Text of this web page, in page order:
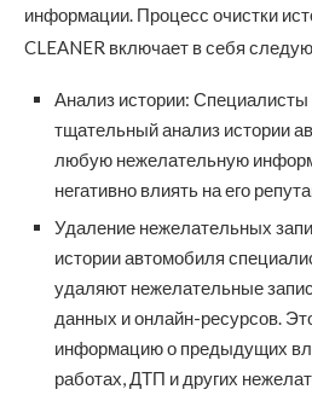
информации. Процесс очистки
CLEANER включает в себя
Анализ истории:
тщательный анализ истории
любую нежелательную
негативно влиять на его
Удаление нежелательных
истории автомобиля
удаляют нежелательные
данных и онлайн-ресурсов.
информацию о предыдущих
работах, ДТП и других